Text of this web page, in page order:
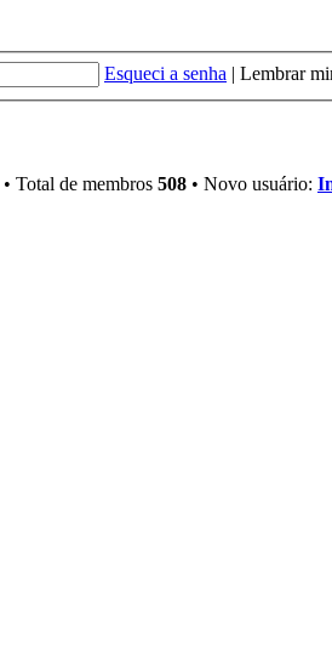
Esqueci a senha | Lembrar
• Total de membros 508 • Novo usuário: